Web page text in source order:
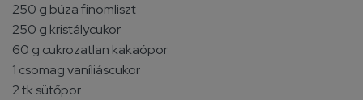
250 g búza finomliszt
250 g kristálycukor
60 g cukrozatlan kakaópor
1 csomag vaníliáscukor
2 tk sütőpor